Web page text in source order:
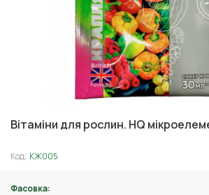
Вітаміни для рослин. HQ
Код: КЖ005
Фасовка: